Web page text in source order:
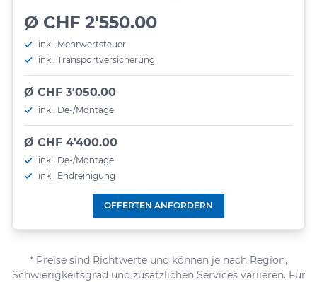
Ø CHF 2'550.00
inkl. Mehrwertsteuer
inkl. Transportversicherung
Ø CHF 3'050.00
inkl. De-/Montage
Ø CHF 4'400.00
inkl. De-/Montage
inkl. Endreinigung
OFFERTEN ANFORDERN
* Preise sind Richtwerte und können je nach Region,
Schwierigkeitsgrad und zusätzlichen Services variieren. Für